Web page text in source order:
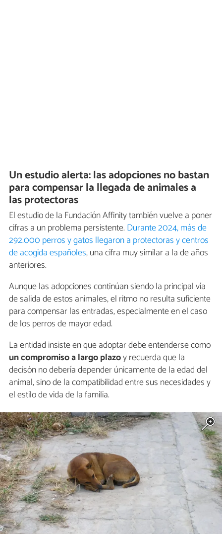
Un estudio alerta: las adopciones no bastan
para compensar la llegada de animales a
las protectoras
El estudio de la Fundación Affinity también vuelve a poner
cifras a un problema persistente. Durante 2024, más de
292.000 perros y gatos llegaron a protectoras y centros
de acogida españoles, una cifra muy similar a la de años
anteriores.
Aunque las adopciones continúan siendo la principal vía
de salida de estos animales, el ritmo no resulta suficiente
para compensar las entradas, especialmente en el caso
de los perros de mayor edad.
La entidad insiste en que adoptar debe entenderse como
un compromiso a largo plazoy recuerda que la
decisón no debería depender únicamente de la edad del
animal, sino de la compatibilidad entre sus necesidades y
el estilo de vida de la familia.